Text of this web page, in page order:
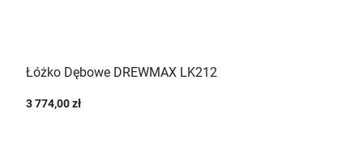
Łóżko Dębowe DREWMAX LK212
3 774,00 zł